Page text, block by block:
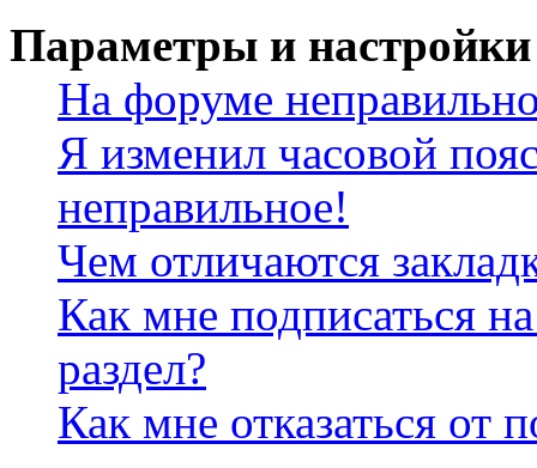
Параметры и настройки
На форуме
Я изменил часовой
неправильное!
Чем отличаются
Как мне подписаться
раздел?
Как мне отказаться от